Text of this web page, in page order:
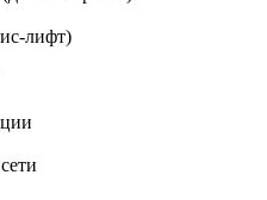
лифт)